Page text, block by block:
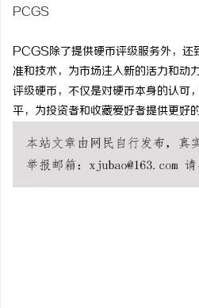
PCGS
PCGS除了提供硬币评级服务外，还
准和技术，为市场注入新的活力和
评级硬币，不仅是对硬币本身的认
平，为投资者和收藏爱好者提供更好